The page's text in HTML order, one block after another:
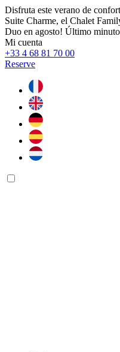
Disfruta este verano de
Suite Charme, el Chalet
Duo en agosto! Último
Mi cuenta
+33 4 68 81 70 00
Reserve